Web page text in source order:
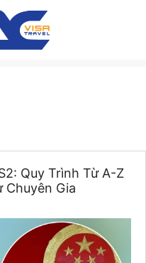
Quy Trình Từ A-Z
Chuyên Gia